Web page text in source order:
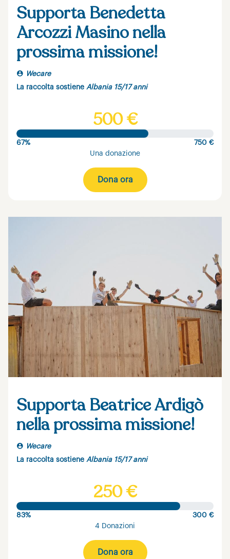
Supporta Benedetta
Arcozzi Masino nella
prossima missione!
Wecare
La raccolta sostiene Albania 15/17 anni
500 €
67%
750 €
Una donazione
Dona ora
Supporta Beatrice Ardigò
nella prossima missione!
Wecare
La raccolta sostiene Albania 15/17 anni
250 €
83%
300 €
4 Donazioni
Dona ora